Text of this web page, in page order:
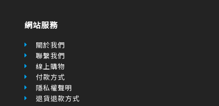
網站服務
關於我們
聯繫我們
線上購物
付款方式
隱私權聲明
退貨退款方式